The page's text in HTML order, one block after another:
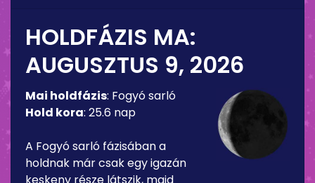
HOLDFÁZIS MA:
AUGUSZTUS 9, 2026
Mai holdfázis: Fogyó sarló
Hold kora: 25.6 nap
A Fogyó sarló fázisában a
holdnak már csak egy igazán
keskeny része látszik, majd